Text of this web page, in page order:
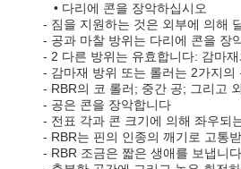
• 다리에 콘을 장악하십시오
- 짐을 지원하는 것은 외부에 의해
- 공과 마찰 방위는 다리에 콘을 장
- 2 다른 방위는 유효합니다: 감마
- 감마재 방위 또는 롤러는 2가지
- RBR의 코 롤러; 중간 공; 그리고
- 공은 콘을 장악합니다
- 전표 각과 콘 크기에 의해 좌우되
- RBR는 핀의 인종의 깨기로 고통
- RBR 조금은 짧은 생애를 보냅니다